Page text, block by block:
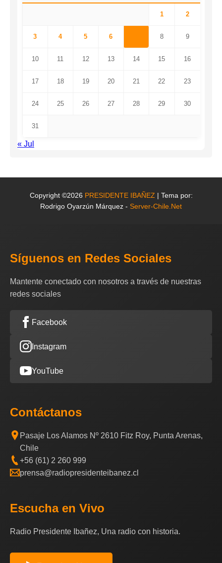
1 2
3 4 5 6 8 9
10 11 12 13 14 15 16
17 18 19 20 21 22 23
24 25 26 27 28 29 30
31
« Jul
Copyright ©2026 PRESIDENTE IBAÑEZ | Tema por:
Rodrigo Oyarzún Márquez - Server-Chile.Net
Síguenos en Redes Sociales
Mantente conectado con nosotros a través de nuestras
redes sociales
Facebook
Instagram
YouTube
Contáctanos
Pasaje Los Alamos Nº 2610 Fitz Roy, Punta Arenas,
Chile
+56 (61) 2 260 999
prensa@radiopresidenteibanez.cl
Escucha en Vivo
Radio Presidente Ibañez, Una radio con historia.